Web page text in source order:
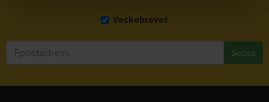
Veckobrevet
Skicka